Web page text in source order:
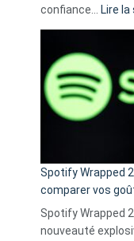
confiance… Lire
Spotify Wrapped
comparer vos
Spotify Wrapped
nouveauté